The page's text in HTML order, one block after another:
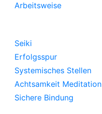
Arbeitsweise
Seiki
Erfolgsspur
Systemisches Stellen
Achtsamkeit Meditation
Sichere Bindung